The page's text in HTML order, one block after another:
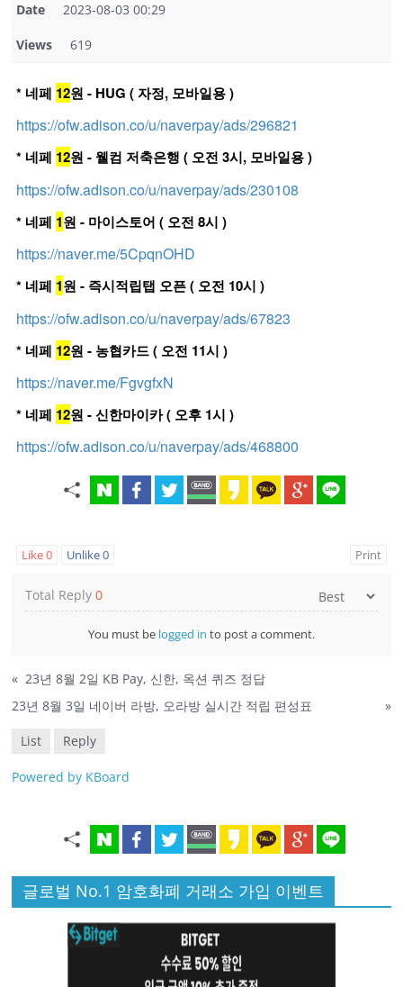
Date 2023-08-03 00:29
Views 619
* 네페 12원 - HUG ( 자정, 모바일용 )
https://ofw.adison.co/u/naverpay/ads/296821
* 네페 12원 - 웰컴 저축은행 ( 오전 3시, 모바일용 )
https://ofw.adison.co/u/naverpay/ads/230108
* 네페 1원 - 마이스토어 ( 오전 8시 )
https://naver.me/5CpqnOHD
* 네페 1원 - 즉시적립탭 오픈 ( 오전 10시 )
https://ofw.adison.co/u/naverpay/ads/67823
* 네페 12원 - 농협카드 ( 오전 11시 )
https://naver.me/FgvgfxN
* 네페 12원 - 신한마이카 ( 오후 1시 )
https://ofw.adison.co/u/naverpay/ads/468800
Like0 Unlike0 Print
Total Reply0
You must be logged in to post a comment.
« 23년 8월 2일 KB Pay, 신한, 옥션 퀴즈 정답
23년 8월 3일 네이버 라방, 오라방 실시간 적립 편성표
»
List Reply
Powered by KBoard
글로벌 No.1 암호화폐 거래소 가입 이벤트